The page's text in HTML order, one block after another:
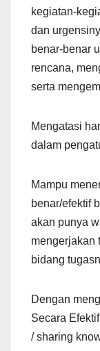
kegiatan-
dan
benar-benar
rencana,
serta
Mengatasi
dalam
Mampu
benar/efektif
akan punya
mengerjakan
bidang
Dengan
Secara
/ sharing